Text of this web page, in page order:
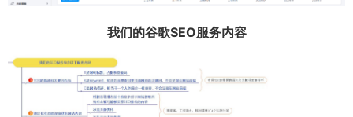
我们的谷歌SEO服务内容